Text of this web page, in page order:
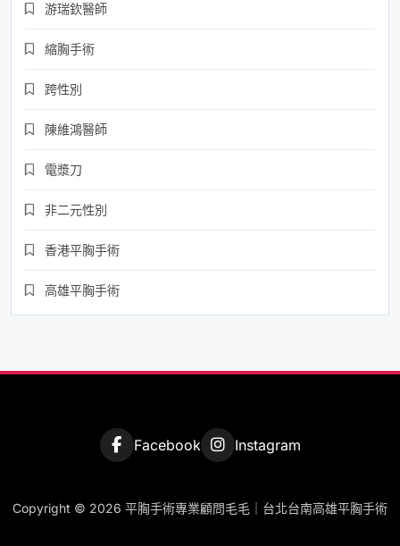
游瑞欽醫師
縮胸手術
跨性別
陳維鴻醫師
電漿刀
非二元性別
香港平胸手術
高雄平胸手術
Facebook Instagram
Copyright © 2026 平胸手術專業顧問毛毛｜台北台南高雄平胸手術